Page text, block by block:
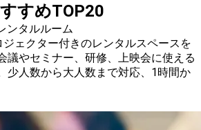
すめTOP20
ンタルルーム
ェクター付きのレンタルスペースを
議やセミナー、研修、上映会に使える
少人数から大人数まで対応、1時間か